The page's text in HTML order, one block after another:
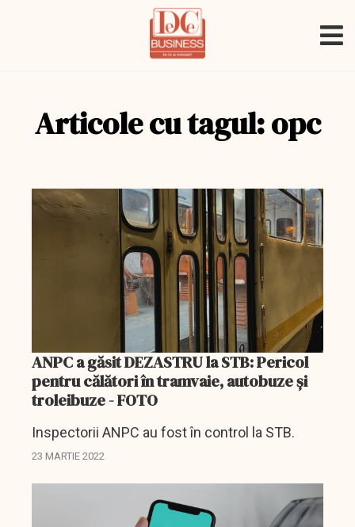
Articole cu tagul: opc
ANPC a găsit DEZASTRU la STB: Pericol
pentru călători în tramvaie, autobuze şi
troleibuze - FOTO
Inspectorii ANPC au fost în control la STB.
23 MARTIE 2022